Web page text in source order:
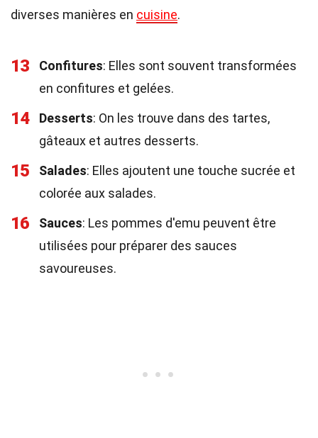
diverses manières en cuisine.
13 Confitures: Elles sont souvent transformées
en confitures et gelées.
14 Desserts: On les trouve dans des tartes,
gâteaux et autres desserts.
15 Salades: Elles ajoutent une touche sucrée et
colorée aux salades.
16 Sauces: Les pommes d'emu peuvent être
utilisées pour préparer des sauces
savoureuses.